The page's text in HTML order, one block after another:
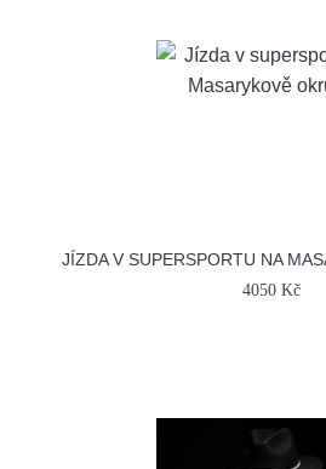
JÍZDA V SUPERSPORTU NA
4050 Kč